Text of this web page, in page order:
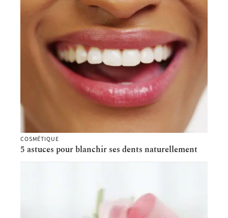
COSMÉTIQUE
5 astuces pour blanchir ses dents naturellement